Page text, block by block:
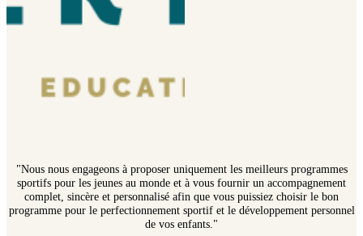
"Nous nous engageons à proposer uniquement les meilleurs programmes
sportifs pour les jeunes au monde et à vous fournir un accompagnement
complet, sincère et personnalisé afin que vous puissiez choisir le bon
programme pour le perfectionnement sportif et le développement personnel
de vos enfants."